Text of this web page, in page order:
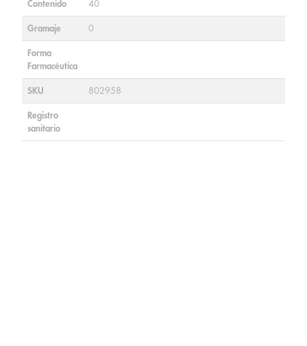
Contenido 40
Gramaje 0
Forma
Farmacéutica
SKU 802958
Registro
sanitario